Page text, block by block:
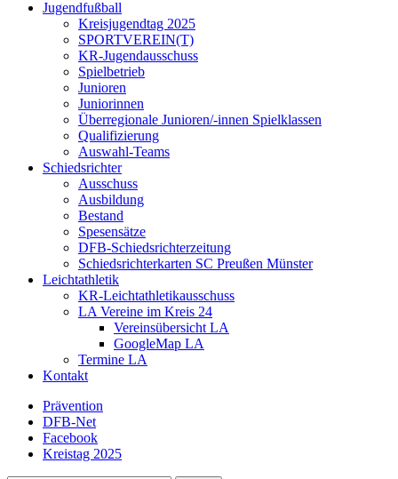
Jugendfußball
Kreisjugendtag 2025
SPORTVEREIN(T)
KR-Jugendausschuss
Spielbetrieb
Junioren
Juniorinnen
Überregionale Junioren/-innen Spielklassen
Qualifizierung
Auswahl-Teams
Schiedsrichter
Ausschuss
Ausbildung
Bestand
Spesensätze
DFB-Schiedsrichterzeitung
Schiedsrichterkarten SC Preußen Münster
Leichtathletik
KR-Leichtathletikausschuss
LA Vereine im Kreis 24
Vereinsübersicht LA
GoogleMap LA
Termine LA
Kontakt
Prävention
DFB-Net
Facebook
Kreistag 2025